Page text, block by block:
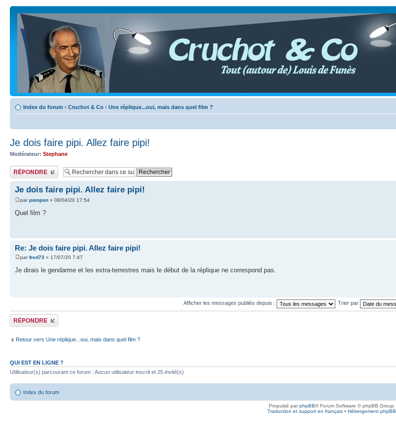
Index du forum ‹ Cruchot & Co ‹ Une réplique...oui, mais dans quel film ?
Je dois faire pipi. Allez faire pipi!
Modérateur: Stephane
Publier une réponse
Je dois faire pipi. Allez faire pipi!
parpompon » 08/04/20 17:54
Quel film ?
Re: Je dois faire pipi. Allez faire pipi!
parfred73 » 17/07/20 7:47
Je dirais le gendarme et les extra-terrestres mais le début de la réplique ne correspond pas.
Afficher les messages publiés depuis : Trier par
Publier une réponse
Retour vers Une réplique...oui, mais dans quel film ?
QUI EST EN LIGNE ?
Utilisateur(s) parcourant ce forum : Aucun utilisateur inscrit et 25 invité(s)
Index du forum
Propulsé parphpBB® Forum Software © phpBB Group
Traduction et support en français• Hébergement phpBB